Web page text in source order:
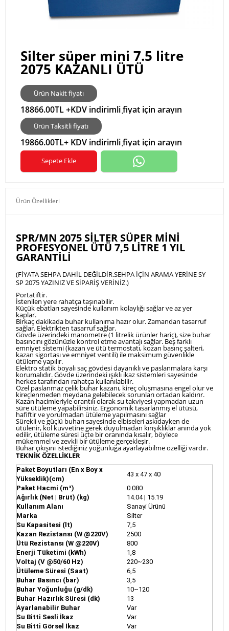
Silter süper mini 7.5 litre
2075 KAZANLI ÜTÜ
Ürün Nakit fiyatı
18866.00TL +KDV indirimli fiyat için arayın
05423552183 KARTA TAKSİTTL
Ürün Taksitli fiyatı
19866.00TL+ KDV indirimli fiyat için arayın
05423552183 KARTA TAKSİTTL
Sepete Ekle
Ürün Özellikleri
SPR/MN 2075 SİLTER SÜPER MİNİ
PROFESYONEL ÜTÜ 7,5 LİTRE 1 YIL
GARANTİLİ
(FİYATA SEHPA DAHİL DEĞİLDİR.SEHPA İÇİN ARAMA YERİNE SY
SP 2075 YAZINIZ VE SİPARİŞ VERİNİZ.)
Portatiftir.
İstenilen yere rahatça taşınabilir.
Küçük ebatları sayesinde kullanım kolaylığı sağlar ve az yer
kaplar.
Birkaç dakikada buhar kullanıma hazır olur. Zamandan tasarruf
sağlar. Elektrikten tasarruf sağlar.
Gövde üzerindeki manometre (1 litrelik ürünler hariç), size buhar
basıncını gözünüzle kontrol etme avantajı sağlar. Beş farklı
emniyet sistemi (kazan ve ütü termostatı, kozan basınç şalteri,
kazan sigortası ve emniyet ventili) ile maksimum güvenlikle
ütüleme yapılır.
Elektro statik boyalı saç gövdesi dayanıklı ve paslanmalara karşı
korumalıdır. Gövde üzerindeki ışıklı ikaz sistemleri sayesinde
herkes tarafından rahatça kullanılabilir.
Özel paslanmaz çelik buhar kazanı, kireç oluşmasına engel olur ve
kireçlenmeden meydana gelebilecek sorunları ortadan kaldırır.
Kazan hacimleriyle orantılı olarak su takviyesi yapmadan uzun
süre ütüleme yapabilirsiniz. Ergonomik tasarlanmış el ütüsü,
hafiftir ve yorulmadan ütüleme yapılmasını sağlar
Sürekli ve güçlü buharı sayesinde elbiseleri askıdayken de
ütülenir, kol kuvvetine gerek duyulmadan kırışıklıklar anında yok
edilir, ütüleme süresi üçte bir oranında kısalır, böylece
mükemmel ve zevkli bir ütüleme gerçekleşir.
Buhar çıkışını istediğiniz yoğunluğa ayarlayabilme özelliği vardır.
TEKNİK ÖZELLİKLER
Paket Boyutları (En x Boy x
Yükseklik)(cm)
43 x 47 x 40
Paket Hacmi (m³)
0.080
Ağırlık (Net | Brüt) (kg)
14.04 | 15.19
Kullanım Alanı
Sanayi Ürünü
Marka
Silter
Su Kapasitesi (lt)
7,5
Kazan Rezistansı (W @220V)
2500
Ütü Rezistansı (W @220V)
800
Enerji Tüketimi (kWh)
1,8
Voltaj (V @50/60 Hz)
220~230
Ütüleme Süresi (Saat)
6,5
Buhar Basıncı (bar)
3,5
Buhar Yoğunluğu (g/dk)
10~120
Buhar Hazırlık Süresi (dk)
13
Ayarlanabilir Buhar
Var
Su Bitti Sesli İkaz
Var
Su Bitti Görsel İkaz
Var